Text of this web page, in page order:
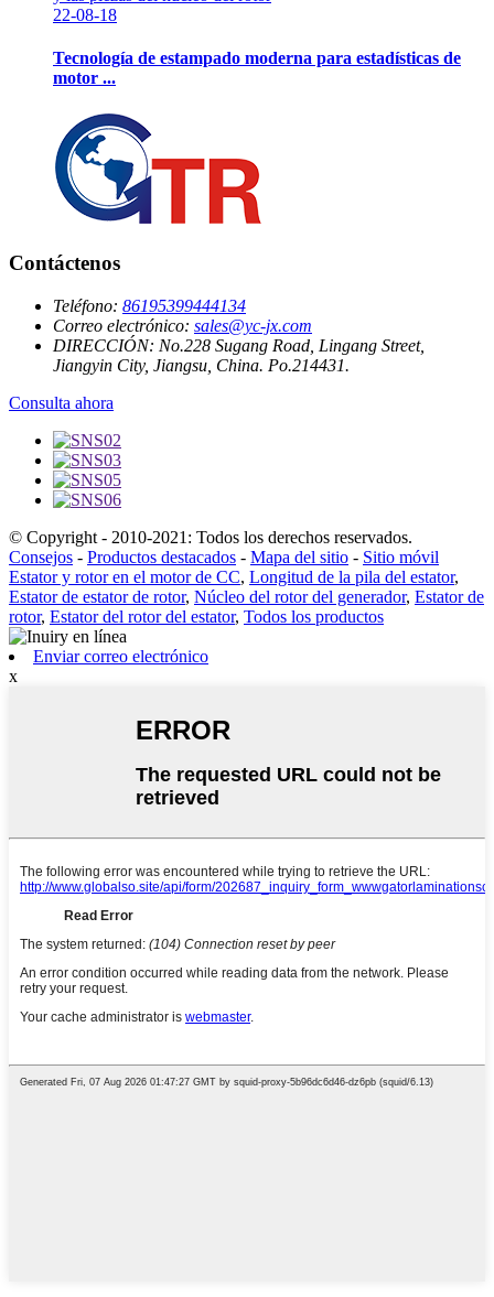
22-08-18
Tecnología de estampado moderna para estadísticas de
motor ...
Contáctenos
Teléfono: 86195399444134
Correo electrónico: sales@yc-jx.com
DIRECCIÓN: No.228 Sugang Road, Lingang Street,
Jiangyin City, Jiangsu, China. Po.214431.
Consulta ahora
© Copyright - 2010-2021: Todos los derechos reservados.
Consejos - Productos destacados - Mapa del sitio - Sitio móvil
Estator y rotor en el motor de CC, Longitud de la pila del estator,
Estator de estator de rotor, Núcleo del rotor del generador, Estator de
rotor, Estator del rotor del estator, Todos los productos
Enviar correo electrónico
x